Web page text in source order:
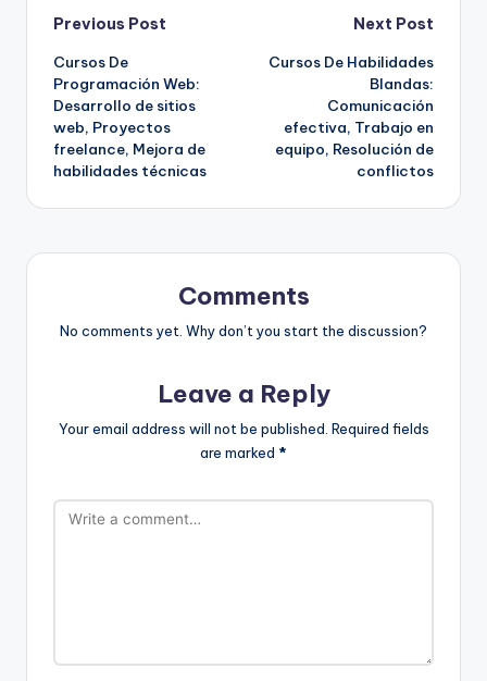
Post
navigation
Previous Post
Cursos De
Programación Web:
Desarrollo de sitios
web, Proyectos
freelance, Mejora de
habilidades técnicas
Next Post
Cursos De Habilidades
Blandas:
Comunicación
efectiva, Trabajo en
equipo, Resolución de
conflictos
Comments
No comments yet. Why don’t you start the discussion?
Leave a Reply
Your email address will not be published. Required fields
are marked *